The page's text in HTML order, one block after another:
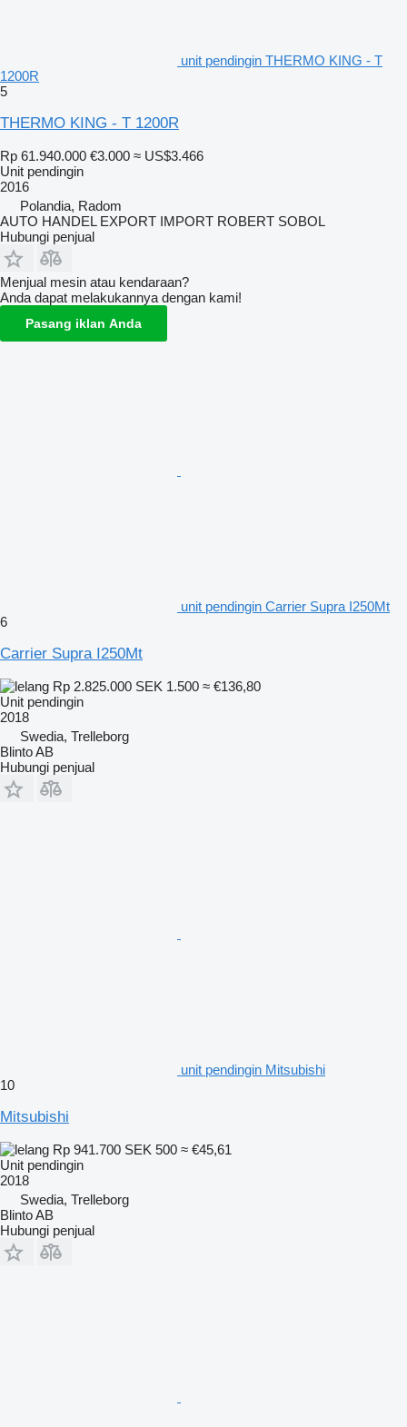
unit pendingin THERMO KING - T
1200R
5
THERMO KING - T 1200R
Rp 61.940.000 €3.000 ≈ US$3.466
Unit pendingin
2016
Polandia, Radom
AUTO HANDEL EXPORT IMPORT ROBERT SOBOL
Hubungi penjual
Menjual mesin atau kendaraan?
Anda dapat melakukannya dengan kami!
Pasang iklan Anda
unit pendingin Carrier Supra I250Mt
6
Carrier Supra I250Mt
Rp 2.825.000 SEK 1.500 ≈ €136,80
Unit pendingin
2018
Swedia, Trelleborg
Blinto AB
Hubungi penjual
unit pendingin Mitsubishi
10
Mitsubishi
Rp 941.700 SEK 500 ≈ €45,61
Unit pendingin
2018
Swedia, Trelleborg
Blinto AB
Hubungi penjual